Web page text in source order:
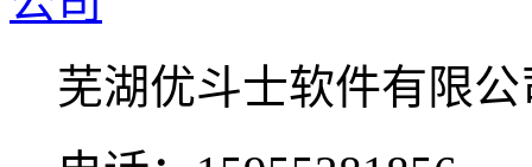
芜湖优斗士软件有限公